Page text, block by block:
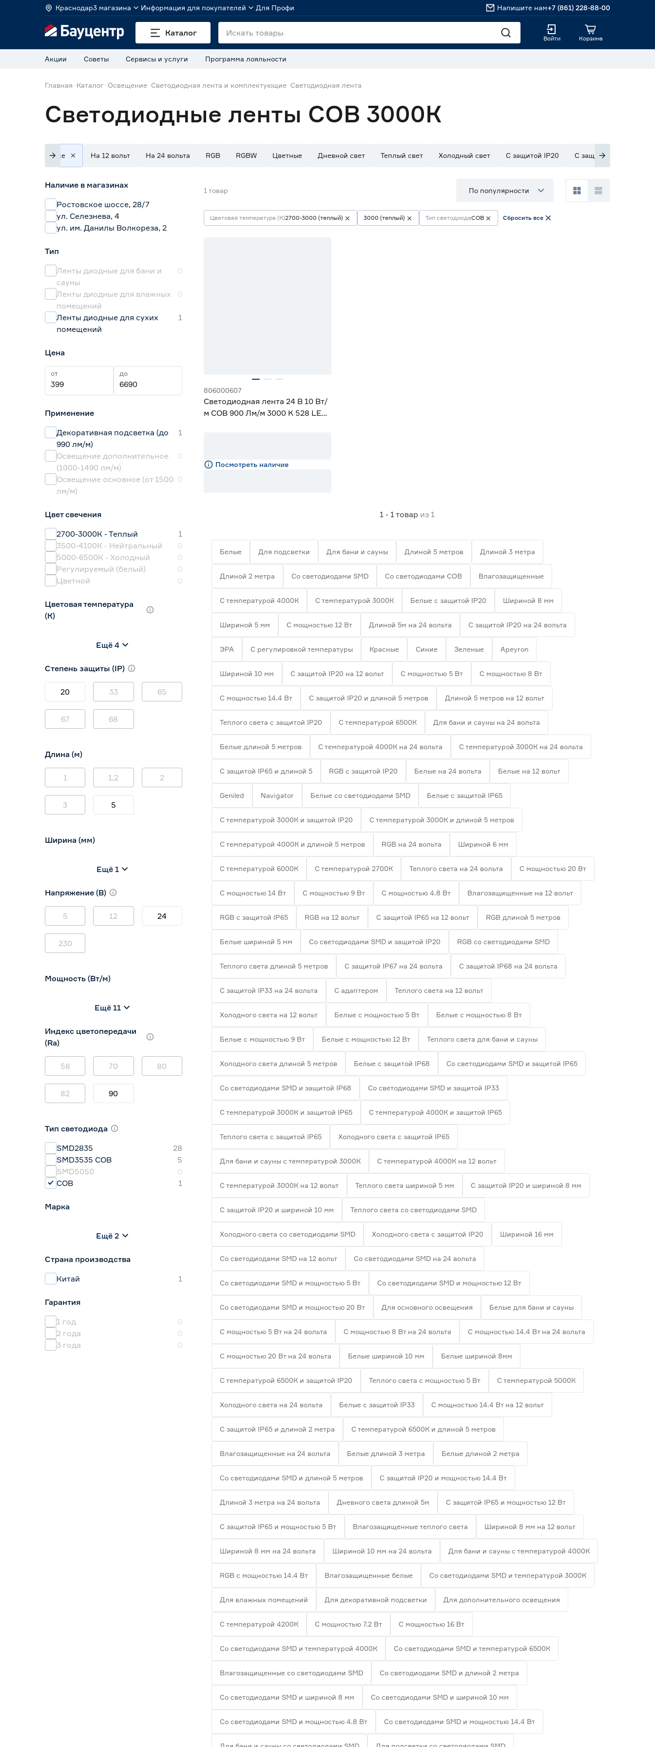
Краснодар3 магазина Информация для покупателей Для Профи Напишите нам+7 (861) 228-88-00
Каталог
Войти Корзина
Акции Советы Сервисы и услуги Программа лояльности
Главная Каталог Освещение Светодиодная лента и комплектующие Светодиодная лента
Светодиодные ленты СОВ 3000К
Все На 12 вольт На 24 вольта RGB RGBW Цветные Дневной свет Теплый свет Холодный свет С защитой IP20 С защитой IP33
Наличие в магазинах
Ростовское шоссе, 28/7
ул. Селезнева, 4
ул. им. Данилы Волкореза, 2
Тип
Ленты диодные для бани и
сауны
0
Ленты диодные для влажных
помещений
0
Ленты диодные для сухих
помещений
1
Цена
от до
Применение
Декоративная подсветка (до
990 лм/м)
1
Освещение дополнительное
(1000-1490 лм/м)
0
Освещение основное (от 1500
лм/м)
0
Цвет свечения
2700-3000К - Теплый
1
3500-4100К - Нейтральный
0
5000-6500К - Холодный
0
Регулируемый (белый)
0
Цветной
0
Цветовая температура
(К)
2700-3000 (теплый)
3800-4200 (дневной)
4000 (нейтральный)
3
Ещё 4
Степень защиты (IP)
20 33 65
67 68
Длина (м)
1 1,2 2
3 5
Ширина (мм)
10 12
Ещё 1
Напряжение (В)
5 12 24
230
Мощность (Вт/м)
5 7
Ещё 11
Индекс цветопередачи
(Ra)
58 70 80
82 90
Тип светодиода
SMD2835
28
SMD3535 СОВ
5
SMD5050
0
СОВ
1
Марка
Navigator
Ещё 2
Страна производства
Китай
1
Гарантия
1 год
0
2 года
0
3 года
0
1 товар По популярности
Цветовая температура (К)2700-3000 (теплый) 3000 (теплый) Тип светодиодаСОВ Сбросить все
806000607
Светодиодная лента 24 В 10 Вт/
м COB 900 Лм/м 3000 K 528 LED/
Посмотреть наличие
1 - 1товар из 1
Белые Для подсветки Для бани и сауны Длиной 5 метров Длиной 3 метра
Длиной 2 метра Со светодиодами SMD Со светодиодами СОВ Влагозащищенные
С температурой 4000К С температурой 3000К Белые с защитой IP20 Шириной 8 мм
Шириной 5 мм С мощностью 12 Вт Длиной 5м на 24 вольта С защитой IP20 на 24 вольта
ЭРА С регулировкой температуры Красные Синие Зеленые Apeyron
Шириной 10 мм С защитой IP20 на 12 вольт С мощностью 5 Вт С мощностью 8 Вт
С мощностью 14.4 Вт С защитой IP20 и длиной 5 метров Длиной 5 метров на 12 вольт
Теплого света с защитой IP20 С температурой 6500К Для бани и сауны на 24 вольта
Белые длиной 5 метров С температурой 4000К на 24 вольта С температурой 3000К на 24 вольта
С защитой IP65 и длиной 5 RGB с защитой IP20 Белые на 24 вольта Белые на 12 вольт
Geniled Navigator Белые со светодиодами SMD Белые с защитой IP65
С температурой 3000К и защитой IP20 С температурой 3000К и длиной 5 метров
С температурой 4000К и длиной 5 метров RGB на 24 вольта Шириной 6 мм
С температурой 6000К С температурой 2700К Теплого света на 24 вольта С мощностью 20 Вт
С мощностью 14 Вт С мощностью 9 Вт С мощностью 4.8 Вт Влагозащищенные на 12 вольт
RGB с защитой IP65 RGB на 12 вольт С защитой IP65 на 12 вольт RGB длиной 5 метров
Белые шириной 5 мм Со светодиодами SMD и защитой IP20 RGB со светодиодами SMD
Теплого света длиной 5 метров С защитой IP67 на 24 вольта С защитой IP68 на 24 вольта
С защитой IP33 на 24 вольта С адаптером Теплого света на 12 вольт
Холодного света на 12 вольт Белые с мощностью 5 Вт Белые с мощностью 8 Вт
Белые с мощностью 9 Вт Белые с мощностью 12 Вт Теплого света для бани и сауны
Холодного света длиной 5 метров Белые с защитой IP68 Со светодиодами SMD и защитой IP65
Со светодиодами SMD и защитой IP68 Со светодиодами SMD и защитой IP33
С температурой 3000К и защитой IP65 С температурой 4000К и защитой IP65
Теплого света с защитой IP65 Холодного света с защитой IP65
Для бани и сауны с температурой 3000К С температурой 4000К на 12 вольт
С температурой 3000К на 12 вольт Теплого света шириной 5 мм С защитой IP20 и шириной 8 мм
С защитой IP20 и шириной 10 мм Теплого света со светодиодами SMD
Холодного света со светодиодами SMD Холодного света с защитой IP20 Шириной 16 мм
Со светодиодами SMD на 12 вольт Со светодиодами SMD на 24 вольта
Со светодиодами SMD и мощностью 5 Вт Со светодиодами SMD и мощностью 12 Вт
Со светодиодами SMD и мощностью 20 Вт Для основного освещения Белые для бани и сауны
С мощностью 5 Вт на 24 вольта С мощностью 8 Вт на 24 вольта С мощностью 14.4 Вт на 24 вольта
С мощностью 20 Вт на 24 вольта Белые шириной 10 мм Белые шириной 8мм
С температурой 6500К и защитой IP20 Теплого света с мощностью 5 Вт С температурой 5000К
Холодного света на 24 вольта Белые с защитой IP33 С мощностью 14.4 Вт на 12 вольт
С защитой IP65 и длиной 2 метра С температурой 6500К и длиной 5 метров
Влагозащищенные на 24 вольта Белые длиной 3 метра Белые длиной 2 метра
Со светодиодами SMD и длиной 5 метров С защитой IP20 и мощностью 14.4 Вт
Длиной 3 метра на 24 вольта Дневного света длиной 5м С защитой IP65 и мощностью 12 Вт
С защитой IP65 и мощностью 5 Вт Влагозащищенные теплого света Шириной 8 мм на 12 вольт
Шириной 8 мм на 24 вольта Шириной 10 мм на 24 вольта Для бани и сауны с температурой 4000К
RGB с мощностью 14.4 Вт Влагозащищенные белые Со светодиодами SMD и температурой 3000К
Для влажных помещений Для декоративной подсветки Для дополнительного освещения
С температурой 4200К С мощностью 7.2 Вт С мощностью 16 Вт
Со светодиодами SMD и температурой 4000К Со светодиодами SMD и температурой 6500К
Влагозащищенные со светодиодами SMD Со светодиодами SMD и длиной 2 метра
Со светодиодами SMD и шириной 8 мм Со светодиодами SMD и шириной 10 мм
Со светодиодами SMD и мощностью 4.8 Вт Со светодиодами SMD и мощностью 14.4 Вт